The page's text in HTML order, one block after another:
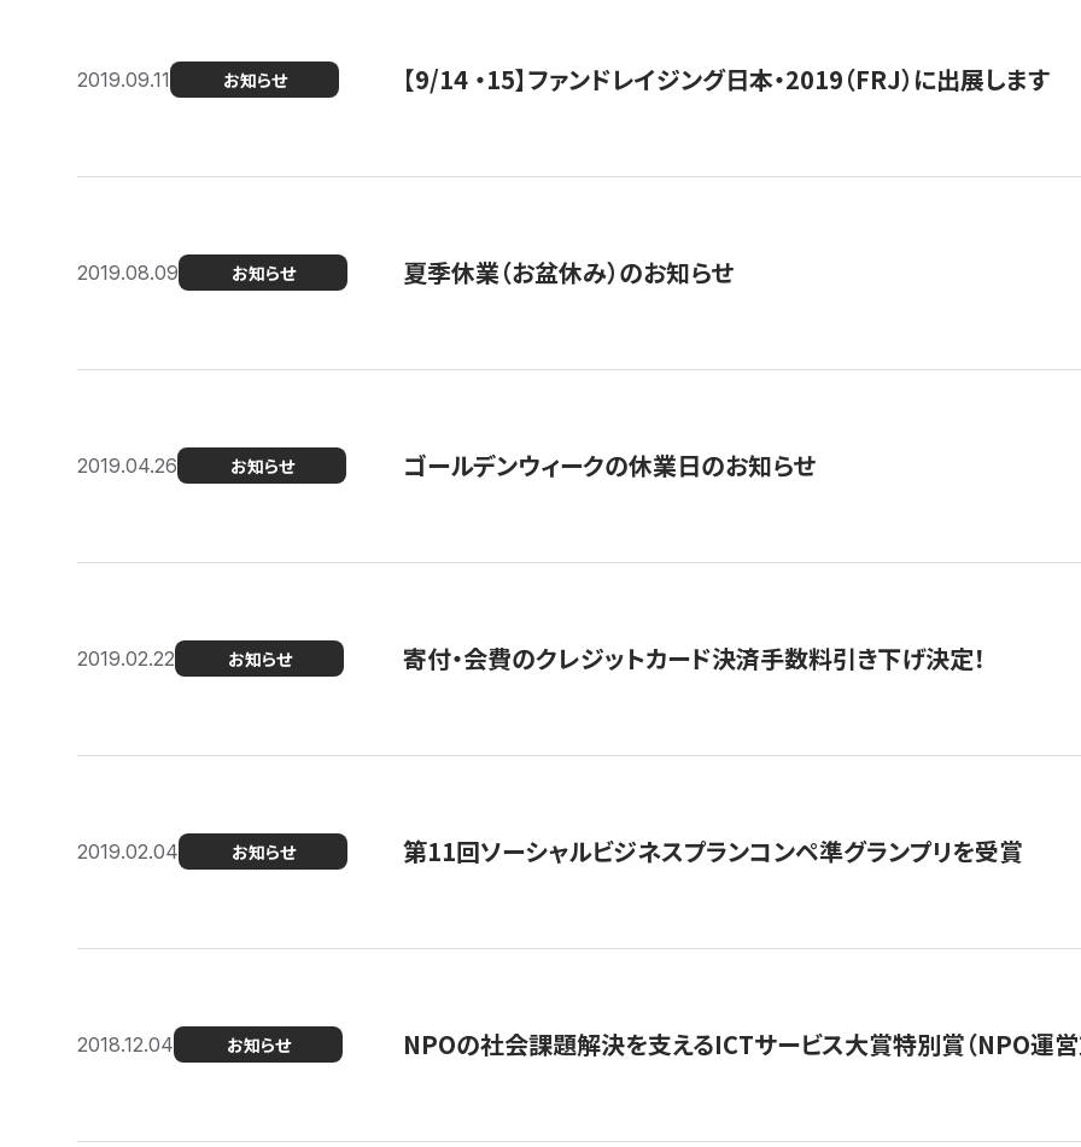
2019.09.11 お知らせ 【9/14 ・15】ファンドレイジング日本・2019（FRJ）に出展します
2019.08.09 お知らせ 夏季休業（お盆休み）のお知らせ
2019.04.26 お知らせ ゴールデンウィークの休業日のお知らせ
2019.02.22 お知らせ 寄付・会費のクレジットカード決済手数料引き下げ決定！
2019.02.04 お知らせ 第11回ソーシャルビジネスプランコンペ準グランプリを受賞
2018.12.04 お知らせ NPOの社会課題解決を支えるICTサービス大賞特別賞（NPO運